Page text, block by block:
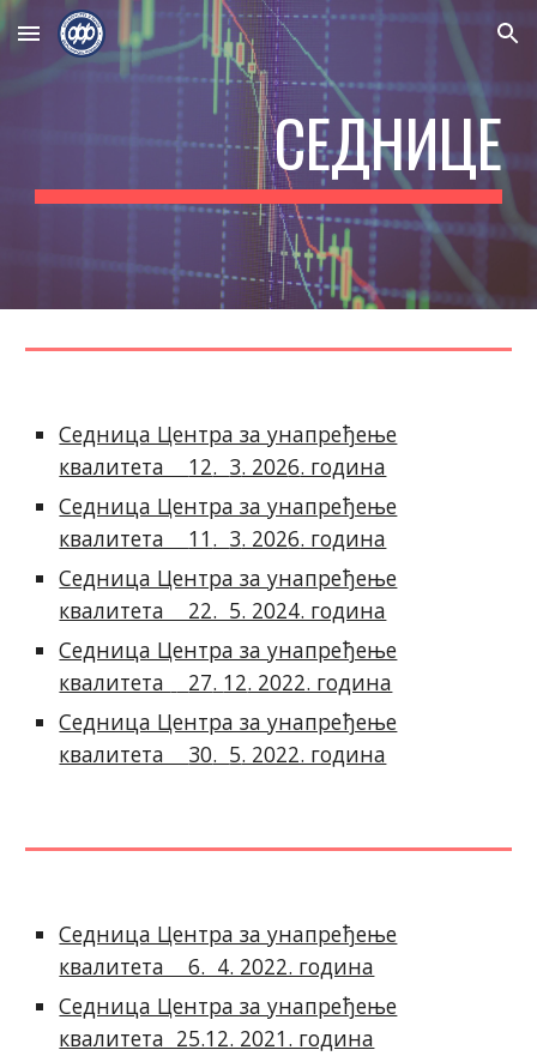
Skip to main content Skip to navigation
СЕДНИЦЕ
Седница Центра за унапређење
квалитета 12. 3. 2026. година
Седница Центра за унапређење
квалитета 11. 3. 2026. година
Седница Центра за унапређење
квалитета 22. 5. 2024. година
Седница Центра за унапређење
квалитета
27. 12. 2022. година
Седница Центра за унапређење
квалитета 30. 5. 2022. година
Седница Центра за унапређење
квалитета 6. 4. 2022. година
Седница Центра за унапређење
квалитета 25.12. 2021. година